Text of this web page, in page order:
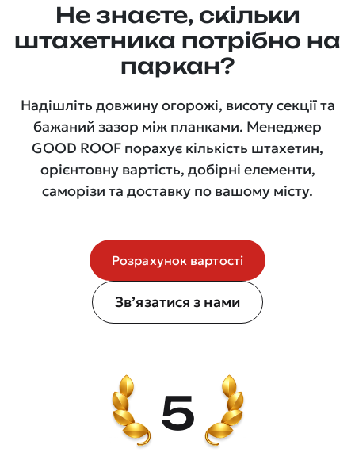
Не знаєте, скільки
штахетника потрібно на
паркан?
Надішліть довжину огорожі, висоту секції та
бажаний зазор між планками. Менеджер
GOOD ROOF порахує кількість штахетин,
орієнтовну вартість, добірні елементи,
саморізи та доставку по вашому місту.
Розрахунок вартості
Зв’язатися з нами
5